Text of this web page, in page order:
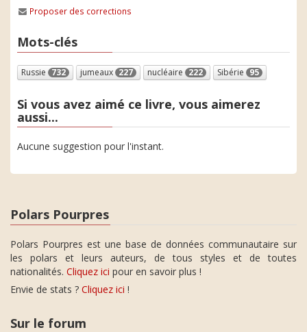
Proposer des corrections
Mots-clés
Russie 732 jumeaux 227 nucléaire 222 Sibérie 95
Si vous avez aimé ce livre, vous aimerez
aussi...
Aucune suggestion pour l'instant.
Polars Pourpres
Polars Pourpres est une base de données communautaire sur
les polars et leurs auteurs, de tous styles et de toutes
nationalités. Cliquez ici pour en savoir plus !
Envie de stats ? Cliquez ici !
Sur le forum